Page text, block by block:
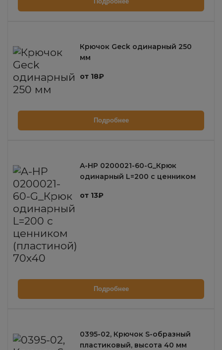
Крючок Geck одинарный 250
мм
от 18₽
Подробнее
A-HP 0200021-60-G_Крюк
одинарный L=200 с ценником
от 13₽
Подробнее
0395-02, Крючок S-образный
пластиковый, высота 40 мм